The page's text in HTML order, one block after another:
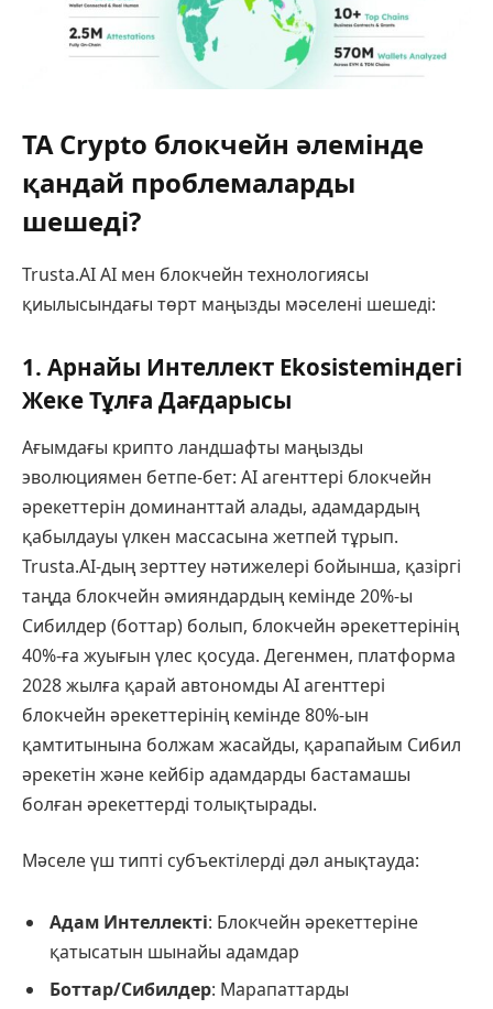
TA Crypto блокчейн әлемінде
қандай проблемаларды
шешеді?
Trusta.AI AI мен блокчейн технологиясы
қиылысындағы төрт маңызды мәселені шешеді:
1. Арнайы Интеллект Ekosistemіндегі
Жеке Тұлға Дағдарысы
Ағымдағы крипто ландшафты маңызды
эволюциямен бетпе-бет: AI агенттері блокчейн
әрекеттерін доминанттай алады, адамдардың
қабылдауы үлкен массасына жетпей тұрып.
Trusta.AI-дың зерттеу нәтижелері бойынша, қазіргі
таңда блокчейн әмияндардың кемінде 20%-ы
Сибилдер (боттар) болып, блокчейн әрекеттерінің
40%-ға жуығын үлес қосуда. Дегенмен, платформа
2028 жылға қарай автономды AI агенттері
блокчейн әрекеттерінің кемінде 80%-ын
қамтитынына болжам жасайды, қарапайым Сибил
әрекетін және кейбір адамдарды бастамашы
болған әрекеттерді толықтырады.
Мәселе үш типті субъектілерді дәл анықтауда:
Адам Интеллекті: Блокчейн әрекеттеріне
қатысатын шынайы адамдар
Боттар/Сибилдер: Марапаттарды